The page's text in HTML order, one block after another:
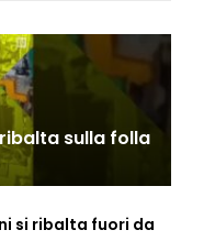
aereo
gli F16 intercettano
sulla folla
si ribalta fuori da